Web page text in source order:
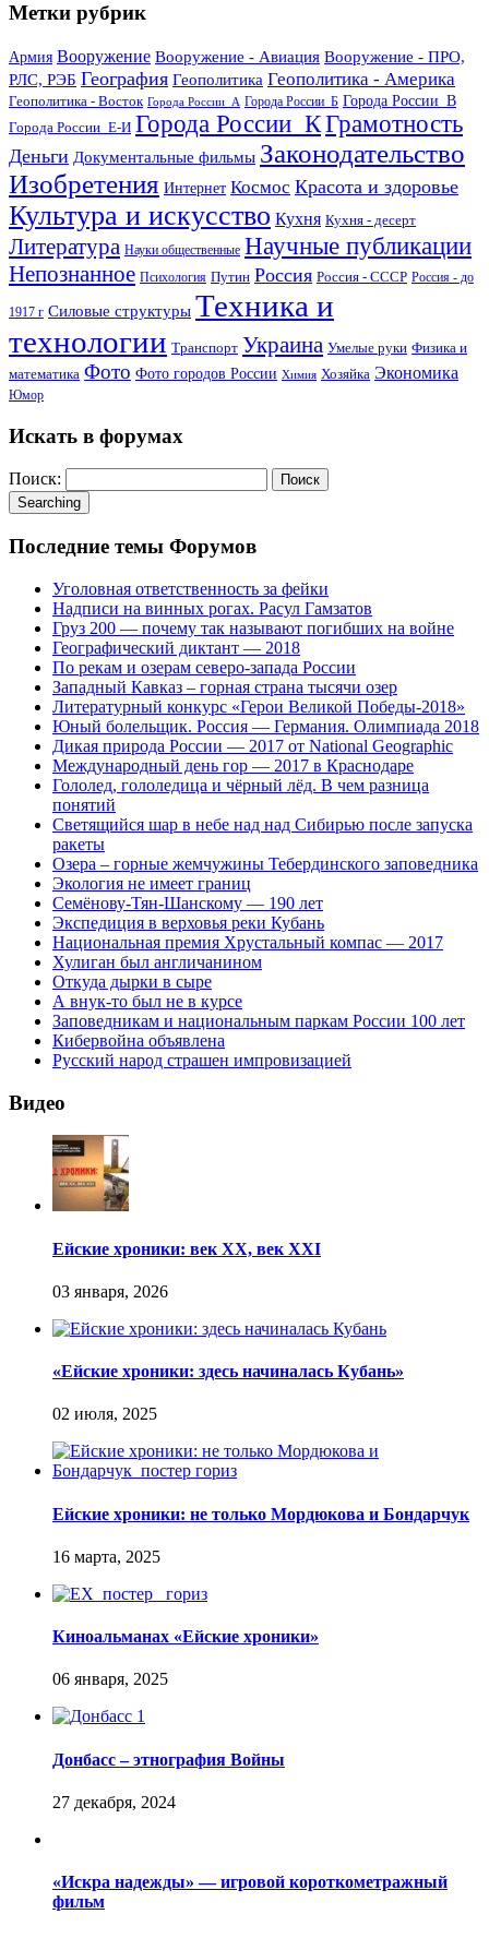
Метки рубрик
Армия Вооружение Вооружение - Авиация Вооружение - ПРО,
РЛС, РЭБ География Геополитика Геополитика - Америка
Геополитика - Восток Города России_А Города России_Б Города России_В
Города России_Е-И Города России_КГрамотность
Деньги Документальные фильмы Законодательство
Изобретения Интернет Космос Красота и здоровье
Культура и искусство Кухня Кухня - десерт
Литература Науки общественные Научные публикации
Непознанное Психология Путин Россия Россия - СССР Россия - до
1917 г Силовые структуры Техника и
технологии Транспорт Украина Умелые руки Физика и
математика Фото Фото городов России Химия Хозяйка Экономика
Юмор
Искать в форумах
Поиск:
Searching
Последние темы Форумов
Уголовная ответственность за фейки
Надписи на винных рогах. Расул Гамзатов
Груз 200 — почему так называют погибших на войне
Географический диктант — 2018
По рекам и озерам северо-запада России
Западный Кавказ – горная страна тысячи озер
Литературный конкурс «Герои Великой Победы-2018»
Юный болельщик. Россия — Германия. Олимпиада 2018
Дикая природа России — 2017 от National Geographic
Международный день гор — 2017 в Краснодаре
Гололед, гололедица и чёрный лёд. В чем разница
понятий
Светящийся шар в небе над над Сибирью после запуска
ракеты
Озера – горные жемчужины Тебердинского заповедника
Экология не имеет границ
Семёнову-Тян-Шанскому — 190 лет
Экспедиция в верховья реки Кубань
Национальная премия Хрустальный компас — 2017
Хулиган был англичанином
Откуда дырки в сыре
А внук-то был не в курсе
Заповедникам и национальным паркам России 100 лет
Кибервойна объявлена
Русский народ страшен импровизацией
Видео
Ейские хроники: век XX, век XXI
«Ейские хроники: здесь начиналась Кубань»
Ейские хроники: не только Мордюкова и Бондарчук
Киноальманах «Ейские хроники»
Донбасс – этнография Войны
«Искра надежды» — игровой короткометражный
фильм